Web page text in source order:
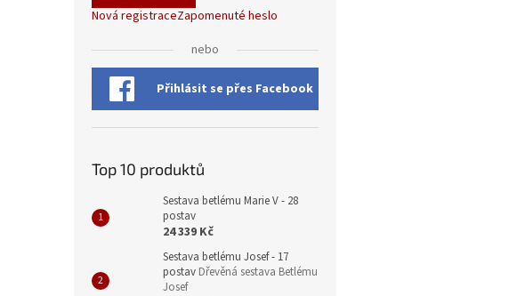
Nová registraceZapomenuté heslo
nebo
Přihlásit se přes Facebook
Top 10 produktů
Sestava betlému Marie V - 28
postav
24 339 Kč
Sestava betlému Josef - 17
postav Dřevěná sestava Betlému
Josef